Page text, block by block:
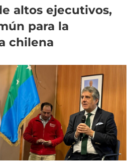
altos ejecutivos,
para la
chilena